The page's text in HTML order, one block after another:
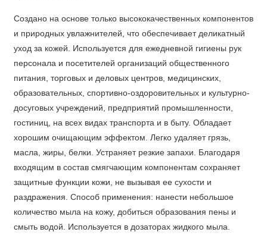
Создано на основе только высококачественных компонентов
и природных увлажнителей, что обеспечивает деликатный
уход за кожей. Используется для ежедневной гигиены рук
персонала и посетителей организаций общественного
питания, торговых и деловых центров, медицинских,
образовательных, спортивно-оздоровительных и культурно-
досуговых учреждений, предприятий промышленности,
гостиниц, на всех видах транспорта и в быту. Обладает
хорошим очищающим эффектом. Легко удаляет грязь,
масла, жиры, белки. Устраняет резкие запахи. Благодаря
входящим в состав смягчающим компонентам сохраняет
защитные функции кожи, не вызывая ее сухости и
раздражения. Способ применения: нанести небольшое
количество мыла на кожу, добиться образования пены и
смыть водой. Используется в дозаторах жидкого мыла.